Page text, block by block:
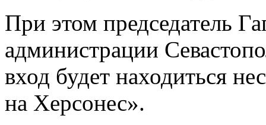
При этом председатель
администрации
вход будет находиться
на Херсонес».